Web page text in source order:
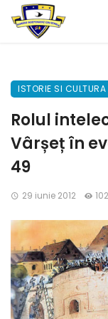
ISTORIE SI CULTURA
Rolul
Vârșeț în
49
29 iunie 2012